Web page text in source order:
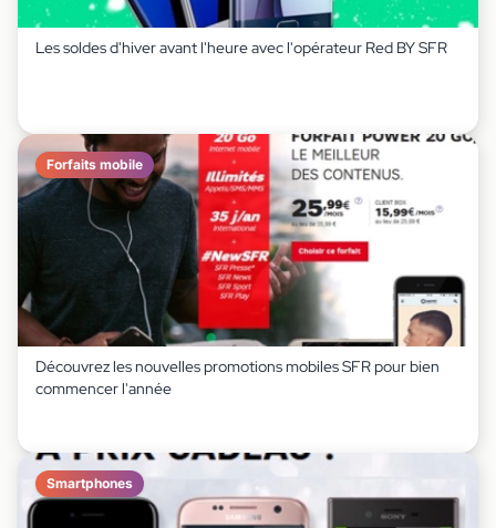
Les soldes d'hiver avant l'heure avec l'opérateur Red BY SFR
Forfaits mobile
Découvrez les nouvelles promotions mobiles SFR pour bien
commencer l'année
Smartphones